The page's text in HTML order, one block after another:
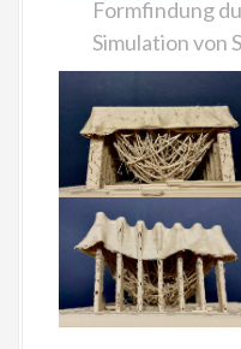
Formfindung
Simulation von